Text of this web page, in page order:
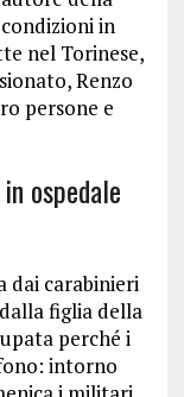
in
nel Torinese,
Renzo
persone e
ospedale
dai carabinieri
figlia della
perché i
intorno